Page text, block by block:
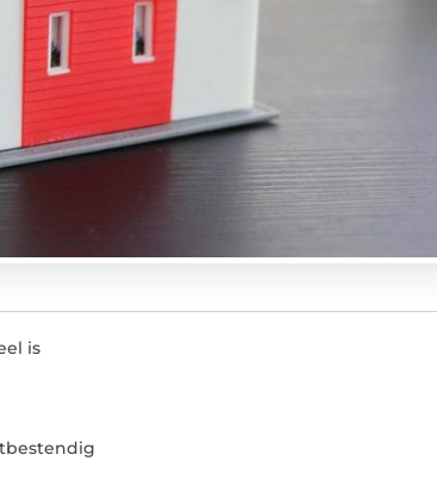
is